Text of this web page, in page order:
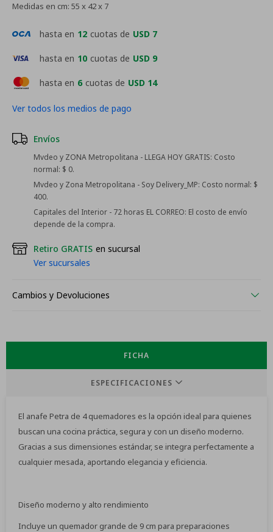
Medidas en cm: 55 x 42 x 7
hasta en 6 cuotas de USD 14
hasta en 12 cuotas de USD 7
hasta en 10 cuotas de USD 9
Ver todos los medios de pago
Envíos
Mvdeo y ZONA Metropolitana - LLEGA HOY GRATIS: Costo
normal: $ 0.
Mvdeo y Zona Metropolitana - Soy Delivery_MP: Costo normal: $
400.
Capitales del Interior - 72 horas EL CORREO: El costo de envío
depende de la compra.
Retiro GRATIS en sucursal
Ver sucursales
Cambios y Devoluciones
FICHA
ESPECIFICACIONES
El anafe Petra de 4 quemadores es la opción ideal para quienes
buscan una cocina práctica, segura y con un diseño moderno.
Gracias a sus dimensiones estándar, se integra perfectamente a
cualquier mesada, aportando elegancia y eficiencia.
Diseño moderno y alto rendimiento
Incluye un quemador grande de 9 cm para preparaciones